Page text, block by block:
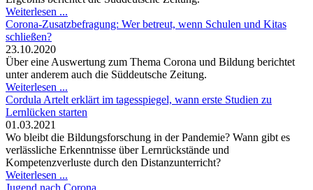
Weiterlesen ...
Corona-Zusatzbefragung: Wer betreut, wenn Schulen und Kitas
schließen?
23.10.2020
Über eine Auswertung zum Thema Corona und Bildung berichtet
unter anderem auch die Süddeutsche Zeitung.
Weiterlesen ...
Cordula Artelt erklärt im tagesspiegel, wann erste Studien zu
Lernlücken starten
01.03.2021
Wo bleibt die Bildungsforschung in der Pandemie? Wann gibt es
verlässliche Erkenntnisse über Lernrückstände und
Kompetenzverluste durch den Distanzunterricht?
Weiterlesen ...